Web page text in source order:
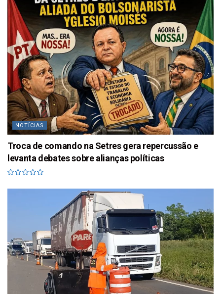
NOTÍCIAS
Troca de comando na Setres gera repercussão e
levanta debates sobre alianças políticas